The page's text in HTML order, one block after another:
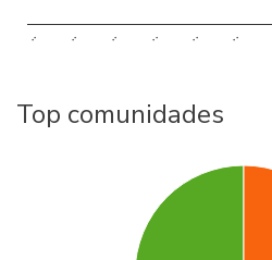
.. .. .. .. .. ..
Top comunidades